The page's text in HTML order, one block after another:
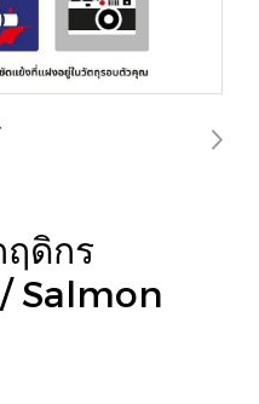
ดิกร
Salmon